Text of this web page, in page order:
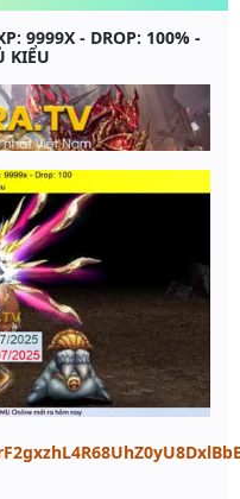
9999X - DROP: 100% -
KIỂU